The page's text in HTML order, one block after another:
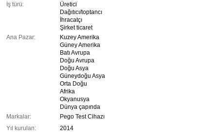
İş türü:
Üretici
Dağıtıcı/toptancı
İhracatçı
Şirket ticaret
Ana Pazar:
Kuzey Amerika
Güney Amerika
Batı Avrupa
Doğu Avrupa
Doğu Asya
Güneydoğu Asya
Orta Doğu
Afrika
Okyanusya
Dünya çapında
Markalar:
Pego Test Cihazı
Yıl kurulan:
2014